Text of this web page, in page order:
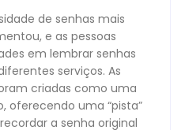
de senhas mais
e as pessoas
em lembrar senhas
serviços. As
criadas como uma
oferecendo uma “pista”
a senha original